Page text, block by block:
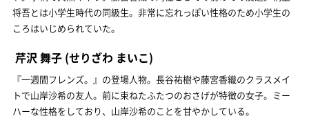
将吾とは小学生時代の同級生。非常に忘れっぽい性格のため小学生の
ころはいじめられていた。
芹沢 舞子 (せりざわ まいこ)
『一週間フレンズ。』の登場人物。長谷祐樹や藤宮香織のクラスメイ
トで山岸沙希の友人。前に束ねたふたつのおさげが特徴の女子。ミー
ハーな性格をしており、山岸沙希のことを甘やかしている。